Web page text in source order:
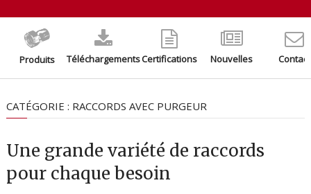
Produits TéléchargementsCertifications Nouvelles Contact
CATÉGORIE : RACCORDS AVEC PURGEUR
Une grande variété de raccords
pour chaque besoin